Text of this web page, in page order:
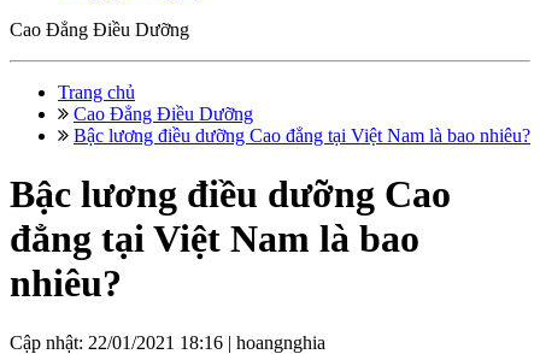
Cao Đẳng Điều Dưỡng
Trang chủ
Cao Đẳng Điều Dưỡng
Bậc lương điều dưỡng Cao đẳng tại Việt Nam là bao nhiêu?
Bậc lương điều dưỡng Cao
đẳng tại Việt Nam là bao
nhiêu?
Cập nhật: 22/01/2021 18:16 | hoangnghia